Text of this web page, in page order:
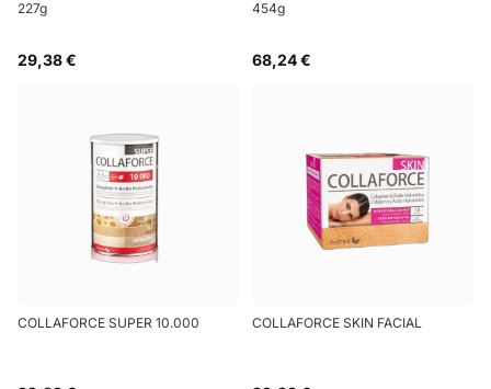
227g
29,38 €
454g
68,24 €
COLLAFORCE SUPER 10.000 COLLAFORCE SKIN FACIAL